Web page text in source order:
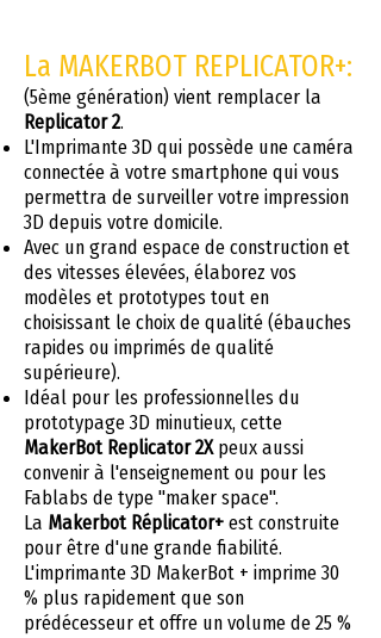
La MAKERBOT REPLICATOR+:
(5ème génération) vient remplacer la
Replicator 2.
L'Imprimante 3D qui possède une caméra
connectée à votre smartphone qui vous
permettra de surveiller votre impression
3D depuis votre domicile.
Avec un grand espace de construction et
des vitesses élevées, élaborez vos
modèles et prototypes tout en
choisissant le choix de qualité (ébauches
rapides ou imprimés de qualité
supérieure).
Idéal pour les professionnelles du
prototypage 3D minutieux, cette
MakerBot Replicator 2Xpeux aussi
convenir à l'enseignement ou pour les
Fablabs de type "maker space".
La Makerbot Réplicator+est construite
pour être d'une grande fiabilité.
L'imprimante 3D MakerBot + imprime 30
% plus rapidement que son
prédécesseur et offre un volume de 25 %